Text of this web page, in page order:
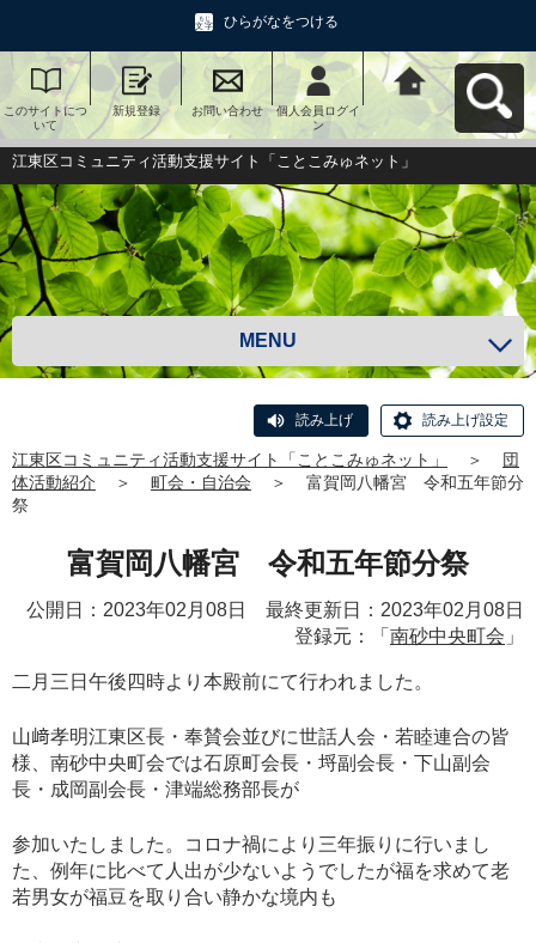
ひらがなをつける
このサイトにつ
いて
新規登録 お問い合わせ
個人会員ログイ
ン
江東区コミュニ
ティ活動支援サ
イト「ことこみ
ゅネット」へ戻
る
江東区コミュニティ活動支援サイト「ことこみゅネット」
MENU
読み上げ 読み上げ設定
江東区コミュニティ活動支援サイト「ことこみゅネット」 ＞
団
体活動紹介
＞ 町会・自治会 ＞
富賀岡八幡宮 令和五年節分
祭
富賀岡八幡宮 令和五年節分祭
公開日：2023年02月08日 最終更新日：2023年02月08日
登録元：「 南砂中央町会 」
二月三日午後四時より本殿前にて行われました。
山﨑孝明江東区長・奉賛会並びに世話人会・若睦連合の皆
様、南砂中央町会では石原町会長・埒副会長・下山副会
長・成岡副会長・津端総務部長が
参加いたしました。コロナ禍により三年振りに行いまし
た、例年に比べて人出が少ないようでしたが福を求めて老
若男女が福豆を取り合い静かな境内も